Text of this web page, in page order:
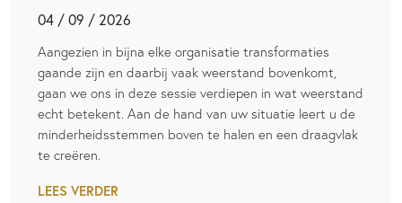
04 / 09 / 2026
Aangezien in bijna elke organisatie transformaties
gaande zijn en daarbij vaak weerstand bovenkomt,
gaan we ons in deze sessie verdiepen in wat weerstand
echt betekent. Aan de hand van uw situatie leert u de
minderheidsstemmen boven te halen en een draagvlak
te creëren.
LEES VERDER